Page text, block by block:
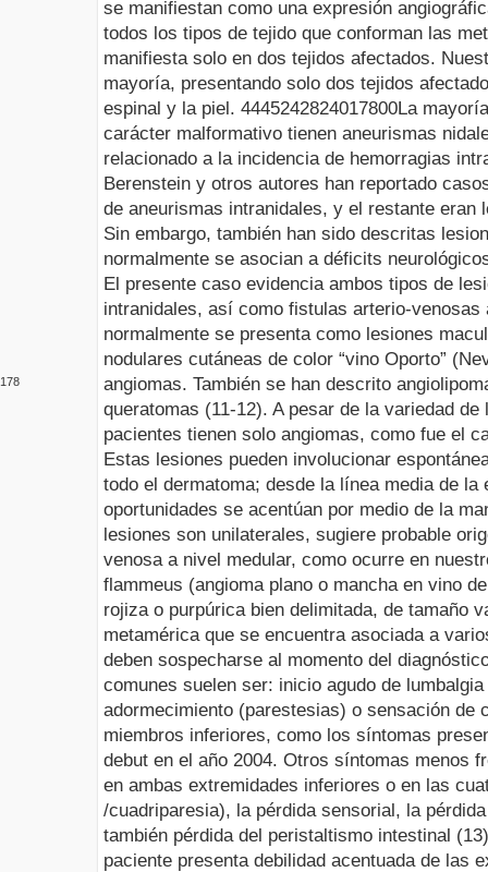
se manifiestan como una expresión
todos los tipos de tejido que conforman las
manifiesta solo en dos tejidos afectados.
mayoría, presentando solo dos tejidos
espinal y la piel. 4445242824017800
178
La
carácter malformativo tienen aneurismas
relacionado a la incidencia de hemorragias
Berenstein y otros autores han reportado
de aneurismas intranidales, y el restante eran
Sin embargo, también han sido descritas
normalmente se asocian a déficits
El presente caso evidencia ambos tipos de
intranidales, así como fistulas arterio-venosas
normalmente se presenta como lesiones
nodulares cutáneas de color “vino Oporto” (
angiomas. También se han descrito
queratomas (11-12). A pesar de la variedad
pacientes tienen solo angiomas, como fue el
Estas lesiones pueden involucionar
todo el dermatoma; desde la línea media de la
oportunidades se acentúan por medio de la
lesiones son unilaterales, sugiere probable
venosa a nivel medular, como ocurre en
flammeus (angioma plano o mancha en vino
rojiza o purpúrica bien delimitada, de tamaño
metamérica que se encuentra asociada a
deben sospecharse al momento del
comunes suelen ser: inicio agudo de
adormecimiento (parestesias) o sensación de
miembros inferiores, como los síntomas
debut en el año 2004. Otros síntomas menos
en ambas extremidades inferiores o en las
/cuadriparesia), la pérdida sensorial, la
también pérdida del peristaltismo intestinal
paciente presenta debilidad acentuada de las